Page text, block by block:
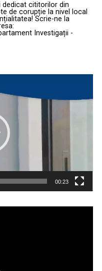
dedicat cititorilor din
de corupție la nivel local
Scrie-ne la
Investigații -
00:23